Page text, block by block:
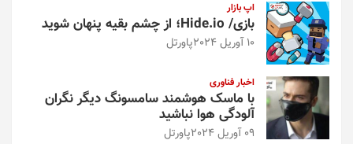
اپ بازار
بازی/ Hide.io؛ از چشم بقیه پنهان شوید
10 آوریل 2024 پاورتل
اخبار فناوری
با ماسک هوشمند سامسونگ دیگر نگران
آلودگی هوا نباشید
09 آوریل 2024 پاورتل